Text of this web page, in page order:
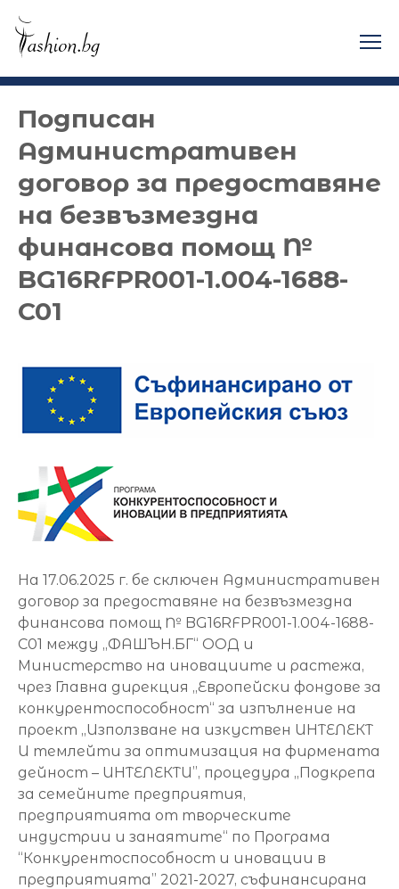
content
Design Fashion.bg
Подписан
Административен
договор за предоставяне
на безвъзмездна
финансова помощ №
BG16RFPR001-1.004-1688-
C01
На 17.06.2025 г. бе сключен Административен
договор за предоставяне на безвъзмездна
финансова помощ № BG16RFPR001-1.004-1688-
C01 между „ФАШЪН.БГ“ ООД и
Министерство на иновациите и растежа,
чрез Главна дирекция „Европейски фондове за
конкурентоспособност“ за изпълнение на
проект „Използване на изкуствен ИНТЕЛЕКТ
И темлейти за оптимизация на фирмената
дейност – ИНТЕЛЕКТИ”, процедура „Подкрепа
за семейните предприятия,
предприятията от творческите
индустрии и занаятите“ по Програма
“Конкурентоспособност и иновации в
предприятията” 2021-2027, съфинансирана